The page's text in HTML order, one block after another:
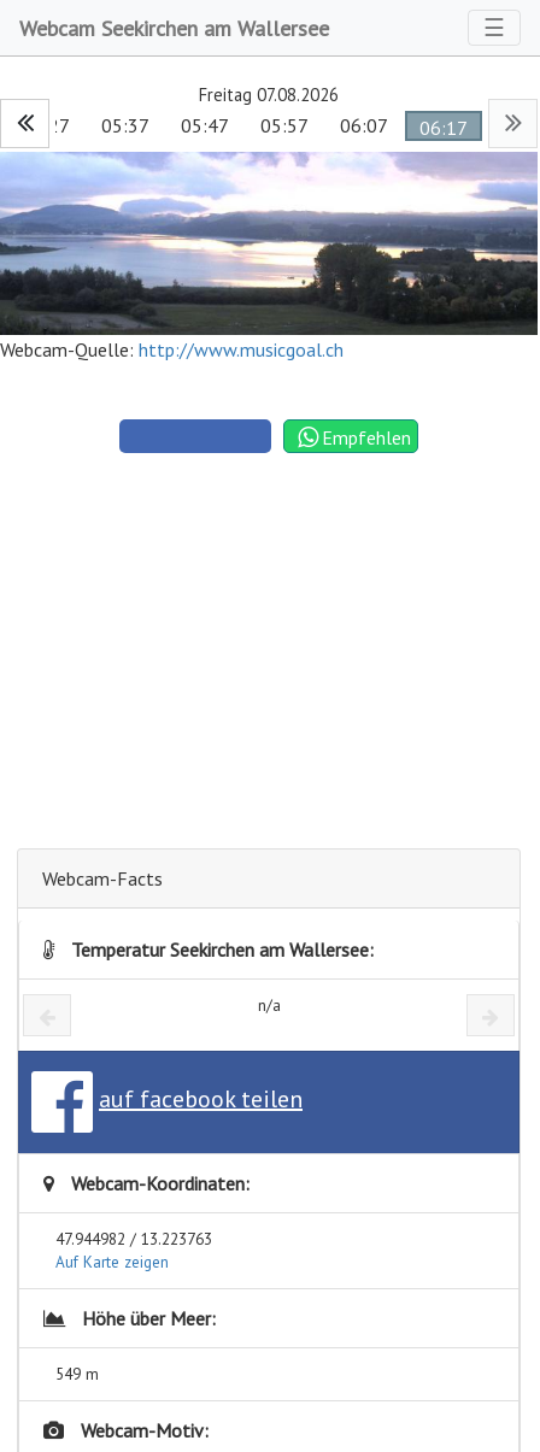
Webcam Seekirchen am Wallersee ☰
Freitag 07.08.2026
05:27 05:37 05:47 05:57 06:07 06:17
Webcam-Quelle: http://www.musicgoal.ch
Empfehlen
Webcam-Facts
Temperatur Seekirchen am Wallersee:
n/a
auf facebook teilen
Webcam-Koordinaten:
47.944982 / 13.223763
Auf Karte zeigen
Höhe über Meer:
549 m
Webcam-Motiv: